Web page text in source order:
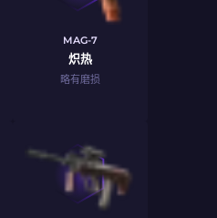
MAG-7
炽热
略有磨损